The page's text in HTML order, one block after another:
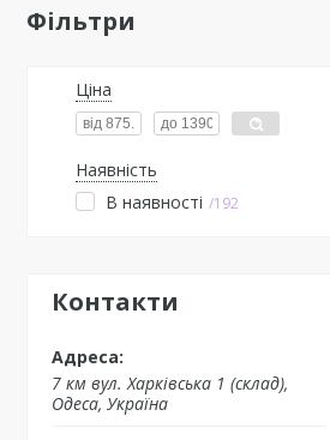
Фільтри
Ціна
Наявність
В наявності
192
Контакти
7 км вул. Харківська 1 (склад),
Одеса, Україна